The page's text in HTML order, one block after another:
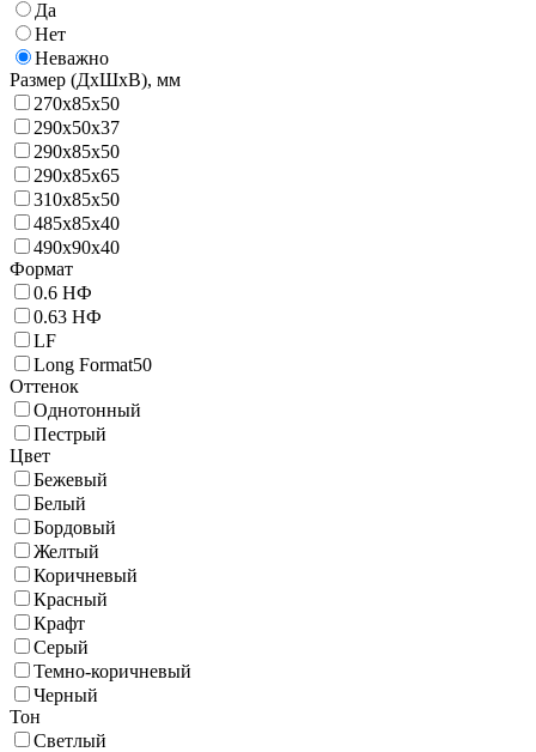
Да
Нет
Неважно
Размер (ДхШхВ), мм
270х85х50
290x50х37
290x85х50
290x85х65
310х85х50
485х85х40
490х90х40
Формат
0.6 НФ
0.63 НФ
LF
Long Format50
Оттенок
Однотонный
Пестрый
Цвет
Бежевый
Белый
Бордовый
Желтый
Коричневый
Красный
Крафт
Серый
Темно-коричневый
Черный
Тон
Светлый